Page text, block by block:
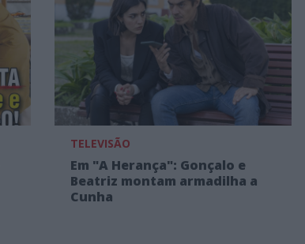
TELEVISÃO
Em "A Herança": Gonçalo e
Beatriz montam armadilha a
Cunha